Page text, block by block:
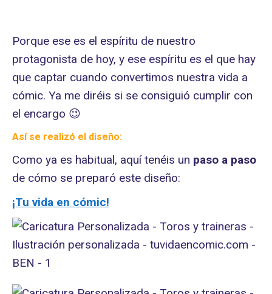
Porque ese es el espíritu de nuestro
protagonista de hoy, y ese espíritu es el que hay
que captar cuando convertimos nuestra vida a
cómic. Ya me diréis si se consiguió cumplir con
el encargo 😉
Así se realizó el diseño:
Como ya es habitual, aquí tenéis un paso a paso
de cómo se preparó este diseño:
¡Tu vida en cómic!